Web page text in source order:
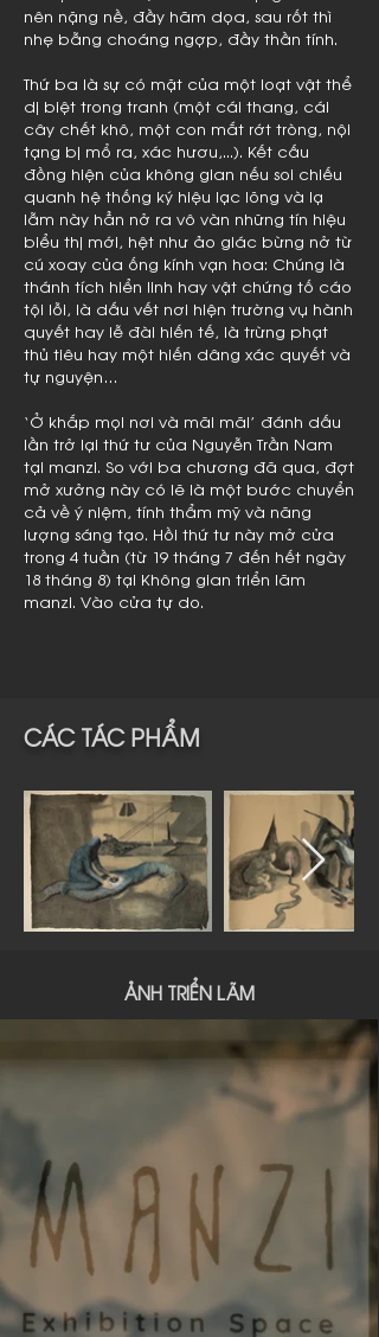
nên nặng nề, đầy hăm dọa, sau rốt thì
nhẹ bẫng choáng ngợp, đầy thần tính.
Thứ ba là sự có mặt của một loạt vật thể
dị biệt trong tranh (một cái thang, cái
cây chết khô, một con mắt rớt tròng, nội
tạng bị mổ ra, xác hươu,...). Kết cấu
đồng hiện của không gian nếu soi chiếu
quanh hệ thống ký hiệu lạc lõng và lạ
lẫm này hẳn nở ra vô vàn những tín hiệu
biểu thị mới, hệt như ảo giác bừng nở từ
cú xoay của ống kính vạn hoa: Chúng là
thánh tích hiển linh hay vật chứng tố cáo
tội lỗi, là dấu vết nơi hiện trường vụ hành
quyết hay lễ đài hiến tế, là trừng phạt
thủ tiêu hay một hiến dâng xác quyết và
tự nguyện…
‘Ở khắp mọi nơi và mãi mãi’ đánh dấu
lần trở lại thứ tư của Nguyễn Trần Nam
tại manzi. So với ba chương đã qua, đợt
mở xưởng này có lẽ là một bước chuyển
cả về ý niệm, tính thẩm mỹ và năng
lượng sáng tạo. Hồi thứ tư này mở cửa
trong 4 tuần (từ 19 tháng 7 đến hết ngày
18 tháng 8) tại Không gian triển lãm
manzi. Vào cửa tự do.
CÁC TÁC PHẨM
​ẢNH TRIỂN LÃM